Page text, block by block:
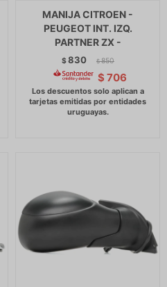
MANIJA CITROEN -
PEUGEOT INT. IZQ.
PARTNER ZX -
$830 $ 850
$ 706